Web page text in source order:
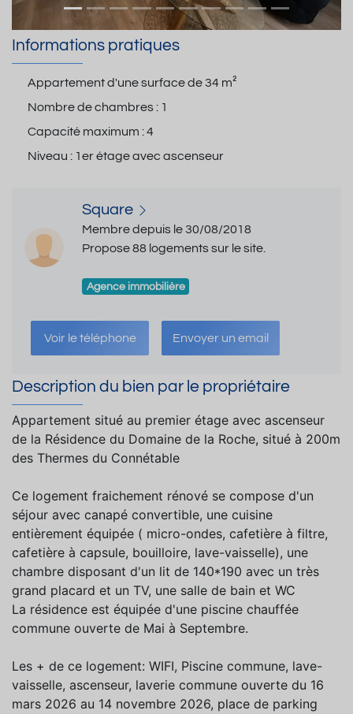
Informations pratiques
Appartement d'une surface de34 m²
Nombre de chambres : 1
Capacité maximum :4
Niveau : 1er étage avec ascenseur
Square
Membre depuis le 30/08/2018
Propose 88 logements sur le site.
Agence immobilière
Voir le téléphone Envoyer un email
Description du bien par le propriétaire
Appartement situé au premier étage avec ascenseur
de la Résidence du Domaine de la Roche, situé à 200m
des Thermes du Connétable
Ce logement fraichement rénové se compose d'un
séjour avec canapé convertible, une cuisine
entièrement équipée ( micro-ondes, cafetière à filtre,
cafetière à capsule, bouilloire, lave-vaisselle), une
chambre disposant d'un lit de 140*190 avec un très
grand placard et un TV, une salle de bain et WC
La résidence est équipée d'une piscine chauffée
commune ouverte de Mai à Septembre.
Les + de ce logement: WIFI, Piscine commune, lave-
vaisselle, ascenseur, laverie commune ouverte du 16
mars 2026 au 14 novembre 2026, place de parking